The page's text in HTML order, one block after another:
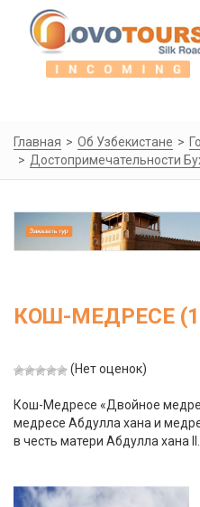
Главная Об Узбекистане
Достопримечательности
КОШ-МЕДРЕСЕ
(Нет оценок)
Кош-Медресе «Двойное
медресе Абдулла хана и
в честь матери Абдулла хана II.